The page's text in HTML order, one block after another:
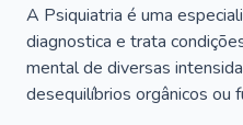
A Psiquiatria é uma
diagnostica e trata
mental de diversas
desequilíbrios orgânicos ou